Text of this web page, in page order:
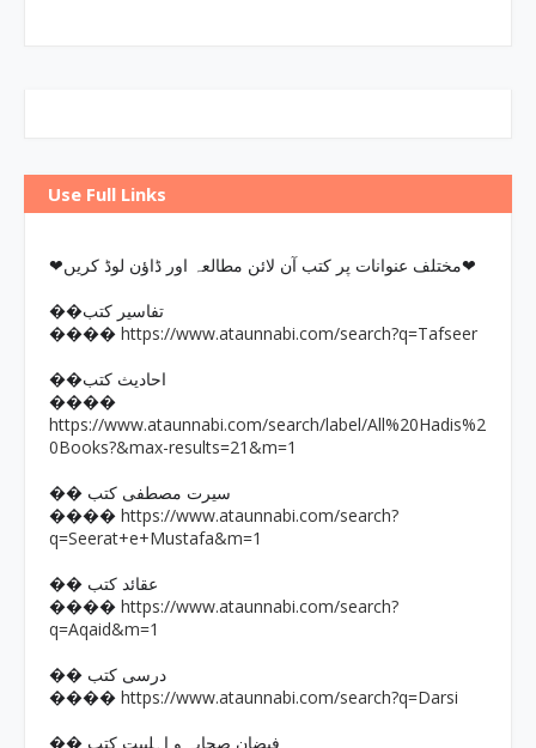
Use Full Links
❤مختلف عنوانات پر کتب آن لائن مطالعہ اور ڈاؤن لوڈ کریں❤
��تفاسیر کتب
���� https://www.ataunnabi.com/search?q=Tafseer
��احادیث کتب
����
https://www.ataunnabi.com/search/label/All%20Hadis%2
0Books?&max-results=21&m=1
�� سیرت مصطفی کتب
���� https://www.ataunnabi.com/search?
q=Seerat+e+Mustafa&m=1
�� عقائد کتب
���� https://www.ataunnabi.com/search?
q=Aqaid&m=1
�� درسی کتب
���� https://www.ataunnabi.com/search?q=Darsi
�� فیضان صحابہ و اہلبیت کتب